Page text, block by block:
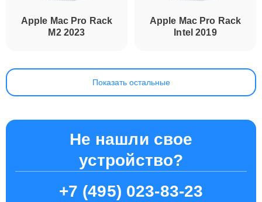
Apple Mac Pro Rack
M2 2023
Apple Mac Pro Rack
Intel 2019
Показать остальные
Не нашли свое
устройство?
+7 (495) 023-83-23